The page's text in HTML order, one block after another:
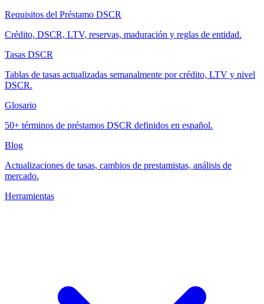
Requisitos del Préstamo DSCR
Crédito, DSCR, LTV, reservas, maduración y reglas de entidad.
Tasas DSCR
Tablas de tasas actualizadas semanalmente por crédito, LTV y nivel
DSCR.
Glosario
50+ términos de préstamos DSCR definidos en español.
Blog
Actualizaciones de tasas, cambios de prestamistas, análisis de
mercado.
Herramientas